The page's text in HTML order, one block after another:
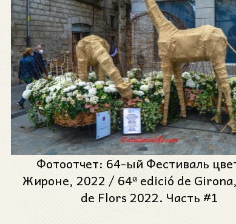
Фотоотчет: 64-ый Фестиваль
Жироне, 2022 / 64ª edició de
de Flors 2022. Часть #1